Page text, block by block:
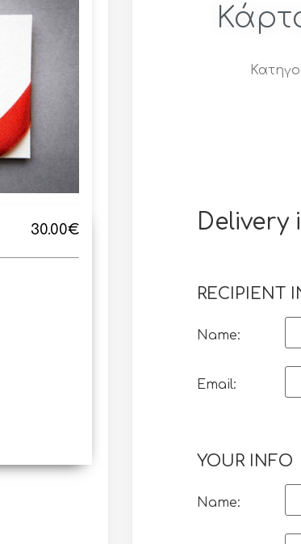
30.00€ Delivery
RECIPIENT
Name:
Email:
YOUR INFO
Name: